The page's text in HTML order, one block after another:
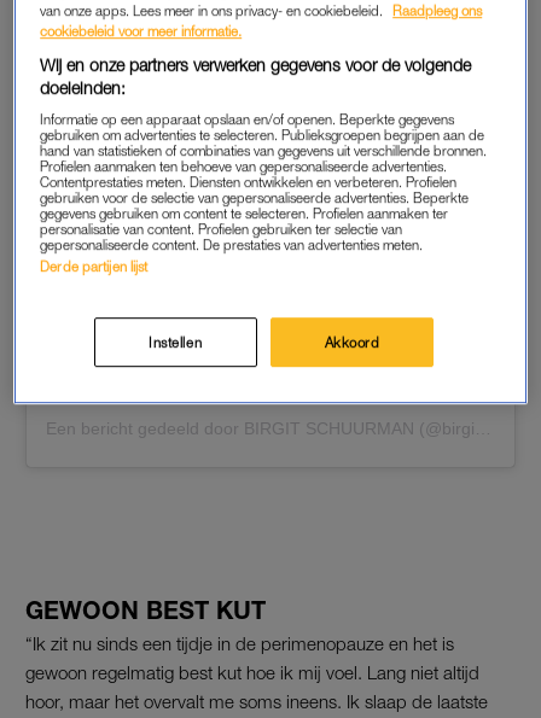
Dit bericht op Instagram bekijken
Een bericht gedeeld door BIRGIT SCHUURMAN (@birgit.schuurman)
GEWOON BEST KUT
“Ik zit nu sinds een tijdje in de perimenopauze en het is
gewoon regelmatig best kut hoe ik mij voel. Lang niet altijd
hoor, maar het overvalt me soms ineens. Ik slaap de laatste
van onze apps. Lees meer in ons privacy- en cookiebeleid.
Raadpleeg ons
cookiebeleid voor meer informatie.
Wij en onze partners verwerken gegevens voor de volgende
doeleinden:
Informatie op een apparaat opslaan en/of openen. Beperkte gegevens
gebruiken om advertenties te selecteren. Publieksgroepen begrijpen aan de
hand van statistieken of combinaties van gegevens uit verschillende bronnen.
Profielen aanmaken ten behoeve van gepersonaliseerde advertenties.
Contentprestaties meten. Diensten ontwikkelen en verbeteren. Profielen
gebruiken voor de selectie van gepersonaliseerde advertenties. Beperkte
gegevens gebruiken om content te selecteren. Profielen aanmaken ter
personalisatie van content. Profielen gebruiken ter selectie van
gepersonaliseerde content. De prestaties van advertenties meten.
Derde partijen lijst
Instellen Akkoord